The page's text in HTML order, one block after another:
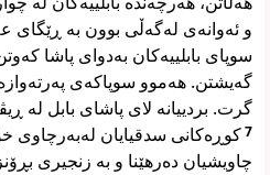
و ئەوانەی لەگەڵی بوون بە ڕێگای
سوپای بابلییەکان بەدوای پاشا
گەیشتن. هەموو سوپاکەی
گرت. بردییانە لای پاشای بابل لە
7کوڕەکانی سدقیایان
چاویشیان دەرهێنا و بە زنجیری